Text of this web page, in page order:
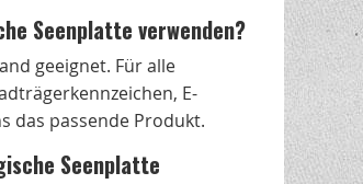
Seenplatte verwenden?
geeignet. Für alle
E-
das passende Produkt.
Seenplatte